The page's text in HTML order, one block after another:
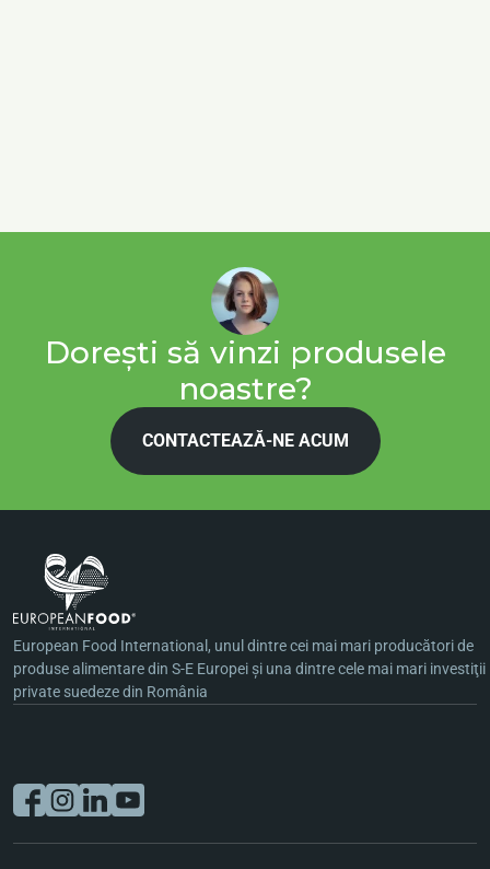
Dorești să vinzi produsele
noastre?
CONTACTEAZĂ-NE ACUM
European Food International, unul dintre cei mai mari producători de
produse alimentare din S-E Europei şi una dintre cele mai mari investiţii
private suedeze din România